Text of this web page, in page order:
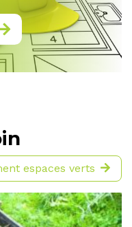
espaces verts